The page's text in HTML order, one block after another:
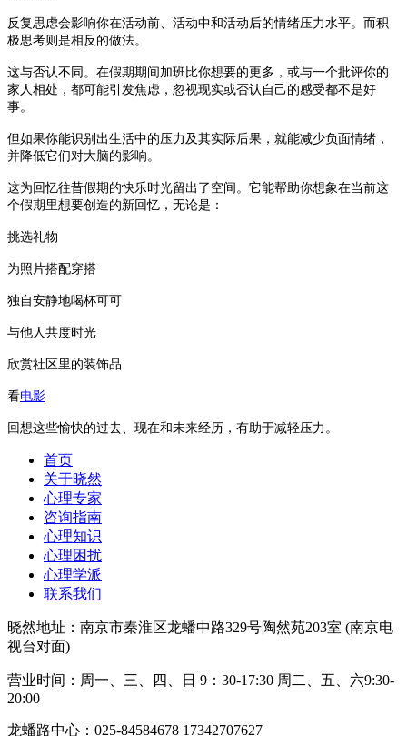
反复思虑会影响你在活动前、活动中和活动后的情绪压力水平。而积
极思考则是相反的做法。
这与否认不同。在假期期间加班比你想要的更多，或与一个批评你的
家人相处，都可能引发焦虑，忽视现实或否认自己的感受都不是好
事。
但如果你能识别出生活中的压力及其实际后果，就能减少负面情绪，
并降低它们对大脑的影响。
这为回忆往昔假期的快乐时光留出了空间。它能帮助你想象在当前这
个假期里想要创造的新回忆，无论是：
挑选礼物
为照片搭配穿搭
独自安静地喝杯可可
与他人共度时光
欣赏社区里的装饰品
看电影
回想这些愉快的过去、现在和未来经历，有助于减轻压力。
首页
关于晓然
心理专家
咨询指南
心理知识
心理困扰
心理学派
联系我们
晓然地址：南京市秦淮区龙蟠中路329号陶然苑203室 (南京电
视台对面)
营业时间：周一、三、四、日 9：30-17:30 周二、五、六9:30-
20:00
龙蟠路中心：025-84584678 17342707627